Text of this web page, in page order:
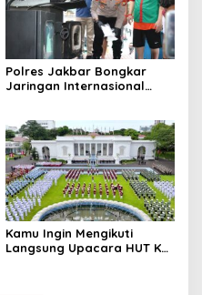
Polres Jakbar Bongkar
Jaringan Internasional
Diringkus dan Barang Bukti
1,1 Ton Rp119 Miliar
Dimusnahkan
Kamu Ingin Mengikuti
Langsung Upacara HUT Ke-